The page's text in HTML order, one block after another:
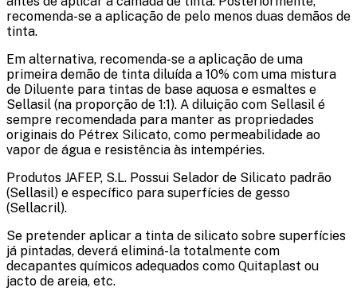
recomenda-se a aplicação de pelo menos duas demãos de
tinta.
Em alternativa, recomenda-se a aplicação de uma
primeira demão de tinta diluída a 10% com uma mistura
de Diluente para tintas de base aquosa e esmaltes e
Sellasil (na proporção de 1:1). A diluição com Sellasil é
sempre recomendada para manter as propriedades
originais do Pétrex Silicato, como permeabilidade ao
vapor de água e resistência às intempéries.
Produtos JAFEP, S.L. Possui Selador de Silicato padrão
(Sellasil) e específico para superfícies de gesso
(Sellacril).
Se pretender aplicar a tinta de silicato sobre superfícies
já pintadas, deverá eliminá-la totalmente com
decapantes químicos adequados como Quitaplast ou
jacto de areia, etc.